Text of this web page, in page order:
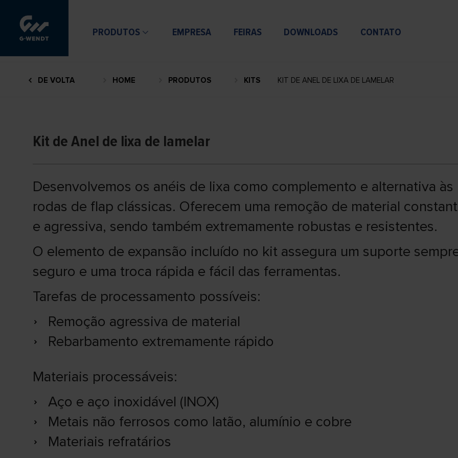
PRODUTOS EMPRESA FEIRAS DOWNLOADS CONTATO
DE VOLTA HOME PRODUTOS KITS KIT DE ANEL DE LIXA DE LAMELAR
Kit de Anel de lixa de lamelar
Desenvolvemos os anéis de lixa como complemento e alternativa às
rodas de flap clássicas. Oferecem uma remoção de material
e agressiva, sendo também extremamente robustas e resistentes.
O elemento de expansão incluído no kit assegura um suporte
seguro e uma troca rápida e fácil das ferramentas.
Tarefas de processamento possíveis:
Remoção agressiva de material
Rebarbamento extremamente rápido
Materiais processáveis:
Aço e aço inoxidável (INOX)
Metais não ferrosos como latão, alumínio e cobre
Materiais refratários